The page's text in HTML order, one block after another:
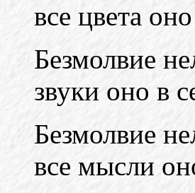
все цвета
Безмолвие
звуки оно в
Безмолвие
все мысли